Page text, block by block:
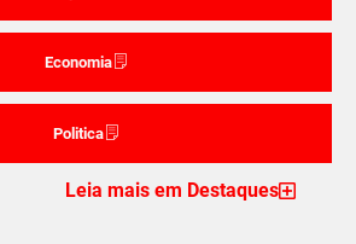
Economia
Politica
Leia mais em Destaques